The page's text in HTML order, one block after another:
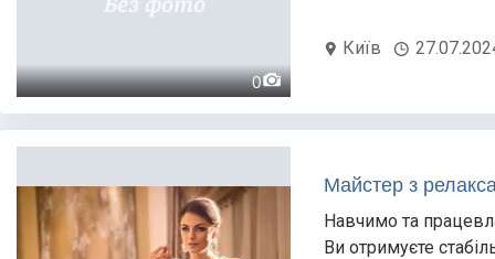
0
Київ
Майстер з
Навчимо та
Ви отримуєте